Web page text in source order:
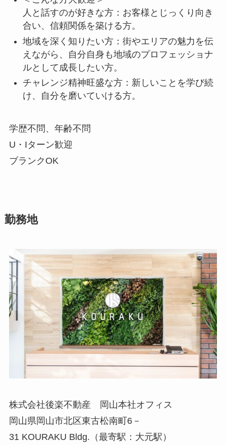
人と話すのが好きな方：お客様とじっくり向き
合い、信頼関係を築ける方。
地域を深く知りたい方：街やエリアの魅力を伝
えながら、自分自身も地域のプロフェッショナ
ルとして成長したい方。
チャレンジ精神旺盛な方：新しいことを学び続
け、自分を磨いていける方。
学歴不問、年齢不問
U・Iターン歓迎
ブランクOK
勤務地
株式会社後楽不動産 岡山本社オフィス
岡山県岡山市北区東古松南町6－
31 KOURAKU Bldg.（最寄駅：大元駅）